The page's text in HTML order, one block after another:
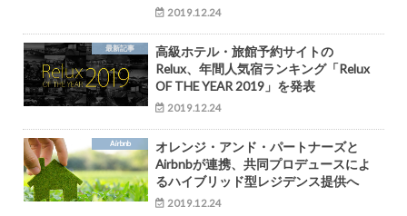
2019.12.24
最新記事
高級ホテル・旅館予約サイトの
Relux、年間人気宿ランキング「Relux
OF THE YEAR 2019」を発表
2019.12.24
Airbnb
オレンジ・アンド・パートナーズと
Airbnbが連携、共同プロデュースによ
るハイブリッド型レジデンス提供へ
2019.12.24